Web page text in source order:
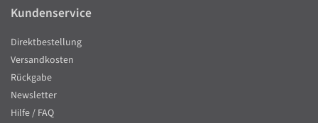
Kundenservice
Direktbestellung
Versandkosten
Rückgabe
Newsletter
Hilfe / FAQ